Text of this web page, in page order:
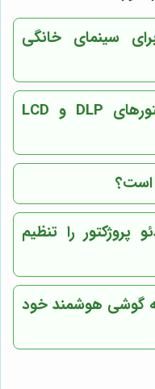
سینمای خانگی
چه تفاوتی بین ویدئو پروژکتورهای DLP و LCD
است؟
پروژکتور را تنظیم
به گوشی هوشمند خود